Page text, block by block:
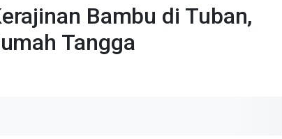
Bambu di Tuban,
Tangga